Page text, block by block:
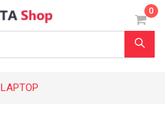
0
LAPTOP